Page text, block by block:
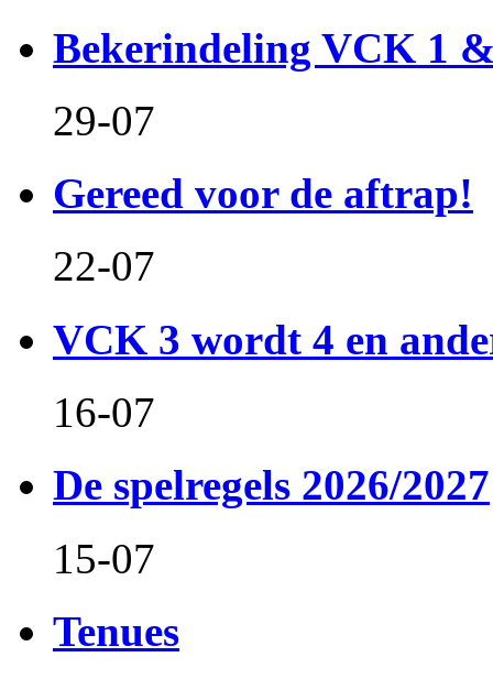
Bekerindeling VCK 1
29-07
Gereed voor de aftrap!
22-07
VCK 3 wordt 4 en
16-07
De spelregels 2026/2027
15-07
Tenues